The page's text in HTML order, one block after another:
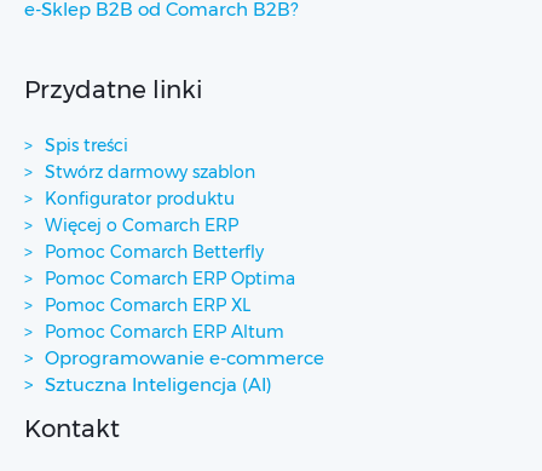
e-Sklep B2B od Comarch B2B?
Przydatne linki
Spis treści
Stwórz darmowy szablon
Konfigurator produktu
Więcej o Comarch ERP
Pomoc Comarch Betterfly
Pomoc Comarch ERP Optima
Pomoc Comarch ERP XL
Pomoc Comarch ERP Altum
Oprogramowanie e-commerce
Sztuczna Inteligencja (AI)
Kontakt